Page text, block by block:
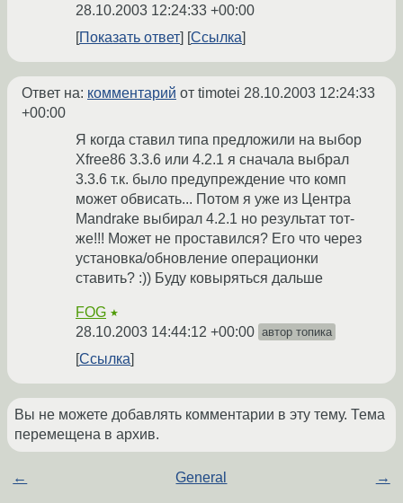
28.10.2003 12:24:33 +00:00
Показать ответ
Ссылка
Ответ на: комментарий от timotei 28.10.2003 12:24:33
+00:00
Я когда ставил типа предложили на выбор
Xfree86 3.3.6 или 4.2.1 я сначала выбрал
3.3.6 т.к. было предупреждение что комп
может обвисать... Потом я уже из Центра
Mandrake выбирал 4.2.1 но результат тот-
же!!! Может не проставился? Его что через
установка/обновление операционки
ставить? :)) Буду ковыряться дальше
FOG ★
28.10.2003 14:44:12 +00:00 автор топика
Ссылка
Вы не можете добавлять комментарии в эту тему. Тема
перемещена в архив.
← General →